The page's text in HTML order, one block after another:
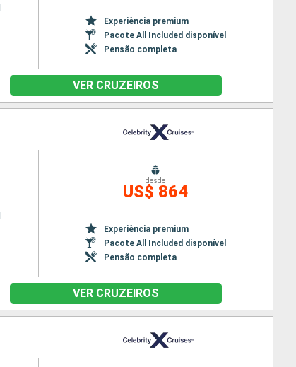
Experiência premium
Pacote All Included disponível
Pensão completa
VER CRUZEIROS
desde
US$ 864
Experiência premium
Pacote All Included disponível
Pensão completa
VER CRUZEIROS